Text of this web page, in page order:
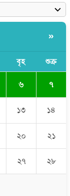
সরকার
»
বৃহ শুক্র
৬ ৭
১৩ ১৪
২০ ২১
২৭ ২৮